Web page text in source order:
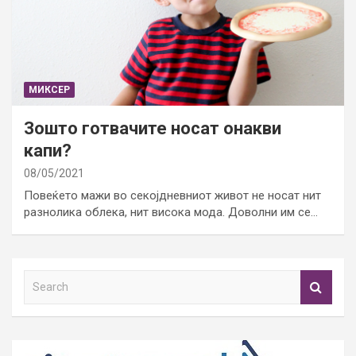
МИКСЕР
Зошто готвачите носат онакви
капи?
08/05/2021
Повеќето мажи во секојдневниот живот не носат нит
разнолика облека, нит висока мода. Доволни им се…